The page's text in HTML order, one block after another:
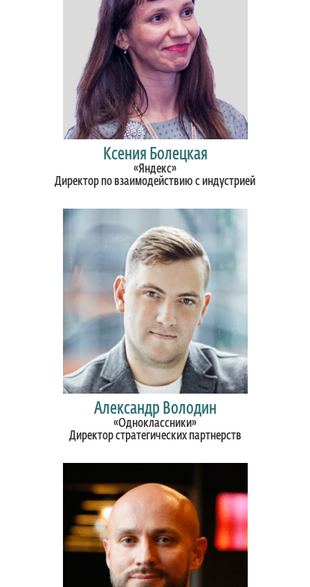
Ксения Болецкая
«Яндекс»
Директор по взаимодействию с индустрией
Александр Володин
«Одноклассники»
Директор стратегических партнерств